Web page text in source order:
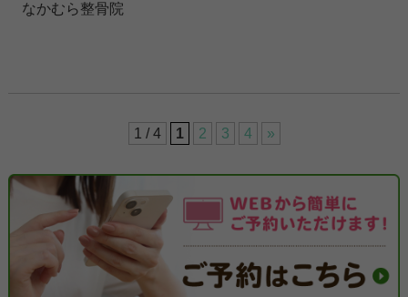
なかむら整骨院
1 / 4 1 2 3 4 »